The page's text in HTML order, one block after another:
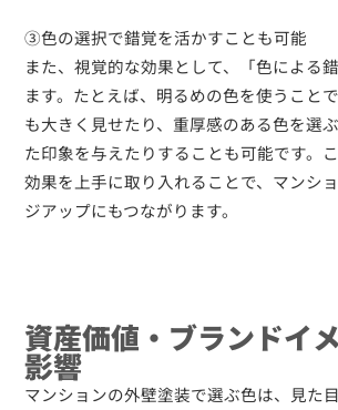
③色の選択で錯覚を活かすことも可能
また、視覚的な効果として、「色による
ます。たとえば、明るめの色を使うこと
も大きく見せたり、重厚感のある色を選
た印象を与えたりすることも可能です。
効果を上手に取り入れることで、マンシ
ジアップにもつながります。
資産価値・ブランドイ
影響
マンションの外壁塗装で選ぶ色は、見た